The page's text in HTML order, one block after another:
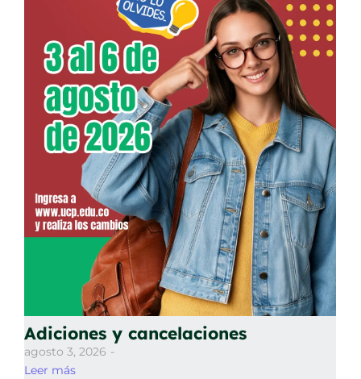
Adiciones y cancelaciones
agosto 3, 2026 -
Leer más